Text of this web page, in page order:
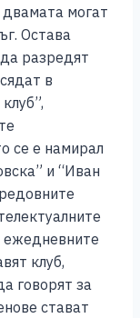
двамата могат
Остава
разредят
в
се е намирал
и “Иван
ежедневните
клуб,
говорят за
стават